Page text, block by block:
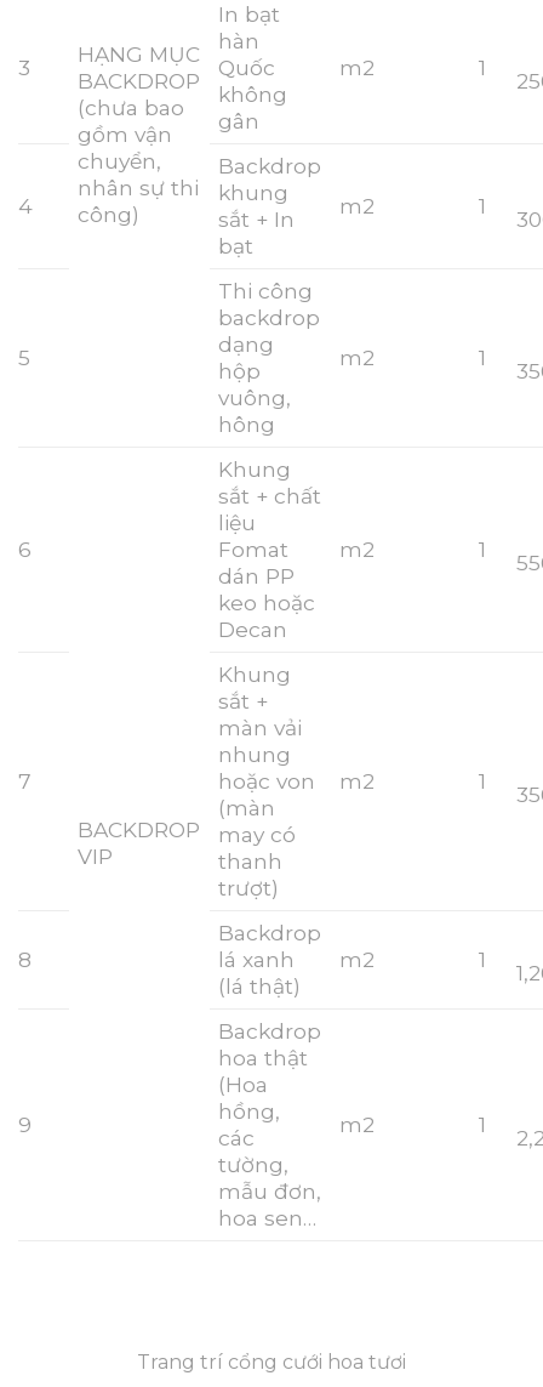
HẠNG MỤC
BACKDROP
(chưa bao
gồm vận
chuyển,
nhân sự thi
công)
3
In bạt
hàn
Quốc
không
gân
m2 1
4
Backdrop
khung
sắt + In
bạt
m2 1
5
Thi công
backdrop
dạng
hộp
vuông,
hông
m2 1
6
BACKDROP
VIP
Khung
sắt + chất
liệu
Fomat
dán PP
keo hoặc
Decan
m2 1
7
Khung
sắt +
màn vải
nhung
hoặc von
(màn
may có
thanh
trượt)
m2 1
8
Backdrop
lá xanh
(lá thật)
m2 1
9
Backdrop
hoa thật
(Hoa
hồng,
các
tường,
mẫu đơn,
hoa sen…
m2 1
Trang trí cổng cưới hoa tươi